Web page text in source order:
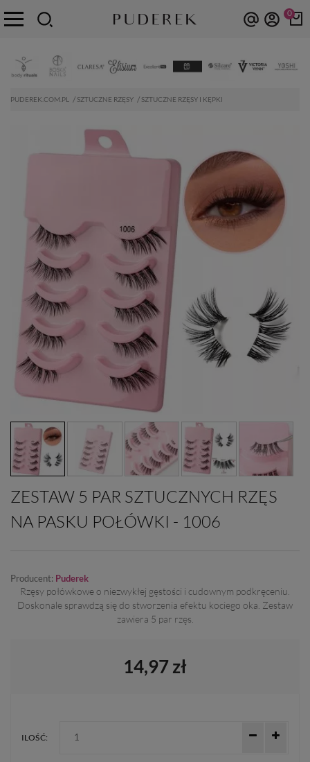
0
PUDEREK.COM.PL SZTUCZNE RZĘSY SZTUCZNE RZĘSY I KĘPKI
ZESTAW 5 PAR SZTUCZNYCH RZĘS
NA PASKU POŁÓWKI - 1006
Producent: Puderek
Rzęsy połówkowe o niezwykłej gęstości i cudownym podkręceniu.
Doskonale sprawdzą się do stworzenia efektu kociego oka. Zestaw
zawiera 5 par rzęs.
14,97 zł
ILOŚĆ: